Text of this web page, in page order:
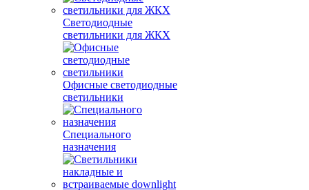
Светодиодные
светильники для ЖКХ
Офисные светодиодные
светильники
Специального
назначения